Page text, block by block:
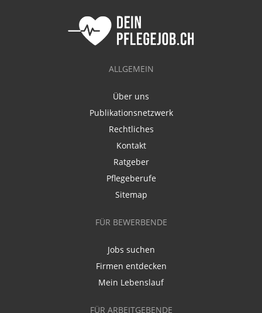
ALLGEMEIN
Über uns
Publikationsnetzwerk
Rechtliches
Kontakt
Ratgeber
Pflegeberufe
Sitemap
FÜR BEWERBENDE
Jobs suchen
Firmen entdecken
Mein Lebenslauf
FÜR ARBEITGEBENDE